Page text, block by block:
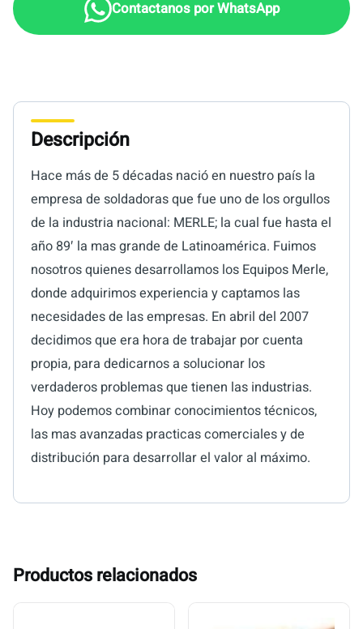
Descripción
Hace más de 5 décadas nació en nuestro país la
empresa de soldadoras que fue uno de los orgullos
de la industria nacional: MERLE; la cual fue hasta el
año 89′ la mas grande de Latinoamérica. Fuimos
nosotros quienes desarrollamos los Equipos Merle,
donde adquirimos experiencia y captamos las
necesidades de las empresas. En abril del 2007
decidimos que era hora de trabajar por cuenta
propia, para dedicarnos a solucionar los
verdaderos problemas que tienen las industrias.
Hoy podemos combinar conocimientos técnicos,
las mas avanzadas practicas comerciales y de
distribución para desarrollar el valor al máximo.
Productos relacionados